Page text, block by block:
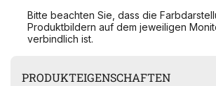
Bitte beachten Sie, dass die
Produktbildern auf dem jeweiligen
verbindlich ist.
PRODUKTEIGENSCHAFTEN